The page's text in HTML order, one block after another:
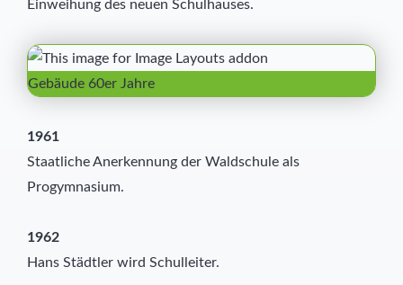
Einweihung des neuen Schulhauses.
Gebäude 60er Jahre
1961
Staatliche Anerkennung der Waldschule als
Progymnasium.
1962
Hans Städtler wird Schulleiter.